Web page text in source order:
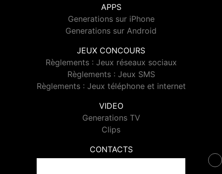
APPS
Generations sur iPhone
Generations sur Android
JEUX CONCOURS
Règlements : Jeux réseaux sociaux
Règlements : Jeux SMS
Règlements : Jeux téléphone et internet
VIDEO
Generations TV
Clips
CONTACTS
Contacter Generations